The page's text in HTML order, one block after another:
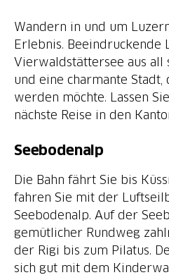
Wandern in und um
Erlebnis. Beeindruckende
Vierwaldstättersee aus all
und eine charmante Stadt,
werden möchte. Lassen
nächste Reise in den
Seebodenalp
Die Bahn fährt Sie bis
fahren Sie mit der
Seebodenalp. Auf der
gemütlicher Rundweg
der Rigi bis zum Pilatus.
sich gut mit dem